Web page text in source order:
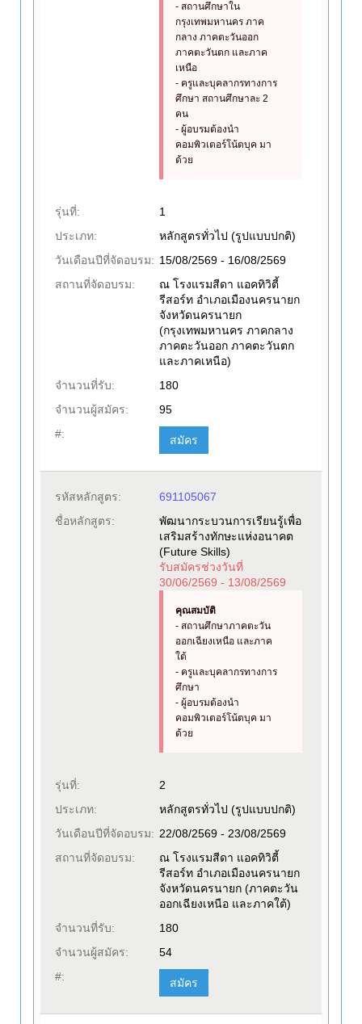
- สถานศึกษาใน
กรุงเทพมหานคร ภาค
กลาง ภาคตะวันออก
ภาคตะวันตก และภาค
เหนือ
- ครูและบุคลากรทางการ
ศึกษา สถานศึกษาละ 2
คน
- ผู้อบรมต้องนำ
คอมพิวเตอร์โน้ตบุค มา
ด้วย
รุ่นที่:
1
ประเภท:
หลักสูตรทั่วไป (รูปแบบปกติ)
วันเดือนปีที่จัดอบรม: 15/08/2569 - 16/08/2569
สถานที่จัดอบรม:
ณ โรงแรมสีดา แอคทิวิตี้
รีสอร์ท อำเภอเมืองนครนายก
จังหวัดนครนายก
(กรุงเทพมหานคร ภาคกลาง
ภาคตะวันออก ภาคตะวันตก
และภาคเหนือ)
จำนวนที่รับ:
180
จำนวนผู้สมัคร:
95
#:
สมัคร
รหัสหลักสูตร:
691105067
ชื่อหลักสูตร:
พัฒนากระบวนการเรียนรู้เพื่อ
เสริมสร้างทักษะแห่งอนาคต
(Future Skills)
รับสมัครช่วงวันที่
30/06/2569 - 13/08/2569
คุณสมบัติ
- สถานศึกษาภาคตะวัน
ออกเฉียงเหนือ และภาค
ใต้
- ครูและบุคลากรทางการ
ศึกษา
- ผู้อบรมต้องนำ
คอมพิวเตอร์โน้ตบุค มา
ด้วย
รุ่นที่:
2
ประเภท:
หลักสูตรทั่วไป (รูปแบบปกติ)
วันเดือนปีที่จัดอบรม: 22/08/2569 - 23/08/2569
สถานที่จัดอบรม:
ณ โรงแรมสีดา แอคทิวิตี้
รีสอร์ท อำเภอเมืองนครนายก
จังหวัดนครนายก (ภาคตะวัน
ออกเฉียงเหนือ และภาคใต้)
จำนวนที่รับ:
180
จำนวนผู้สมัคร:
54
#:
สมัคร